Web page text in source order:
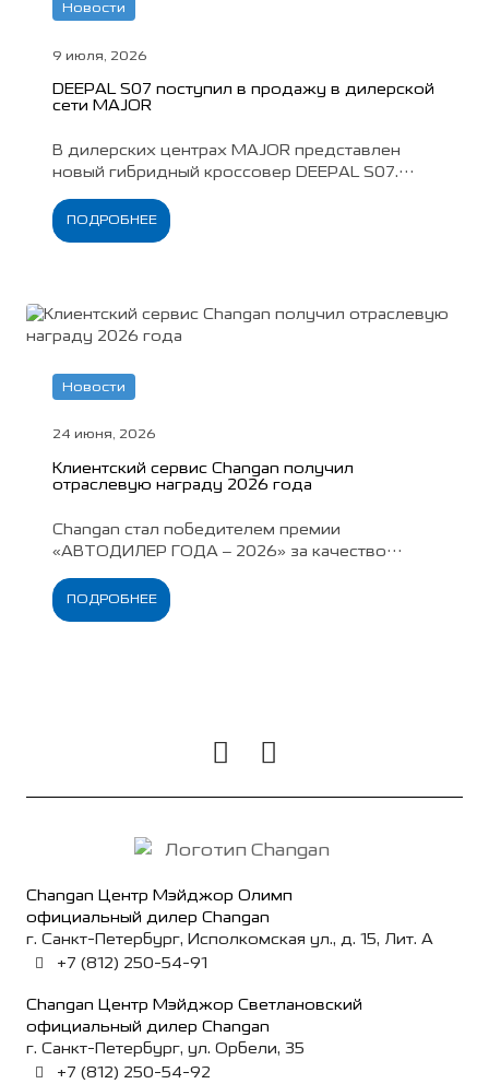
Новости
9 июля, 2026
DEEPAL S07 поступил в продажу в дилерской
сети MAJOR
В дилерских центрах MAJOR представлен
новый гибридный кроссовер DEEPAL S07.
тест-драйва и покупки с учетом
действующих специальных предложений.
ПОДРОБНЕЕ
Новости
24 июня, 2026
Клиентский сервис Changan получил
отраслевую награду 2026 года
Changan стал победителем премии
«АВТОДИЛЕР ГОДА – 2026» за качество
возглавил рейтинг удовлетворённости
владельцев работой дилеров.
ПОДРОБНЕЕ
Changan Центр Мэйджор Олимп
официальный дилер Changan
г. Санкт-Петербург, Исполкомская ул., д. 15, Лит. А
+7 (812) 250-54-91
Changan Центр Мэйджор Светлановский
официальный дилер Changan
г. Санкт-Петербург, ул. Орбели, 35
+7 (812) 250-54-92